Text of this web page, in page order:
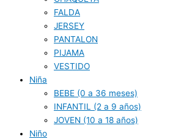
FALDA
JERSEY
PANTALON
PIJAMA
VESTIDO
Niña
BEBE (0 a 36 meses)
INFANTIL (2 a 9 años)
JOVEN (10 a 18 años)
Niño